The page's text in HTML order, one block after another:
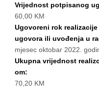
Vrijednost potpisanog
60,00 KM
Ugovoreni rok
ugovora ili uvođenja u
mjesec oktobar 2022.
Ukupna vrijednost
om:
70,20 KM